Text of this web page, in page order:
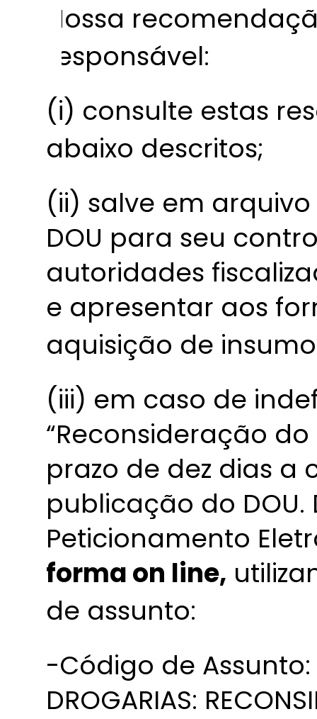
Nossa
responsável:
(i) consulte estas
abaixo descritos;
(ii) salve em
DOU para seu
autoridades
e apresentar aos
aquisição de
(iii) em caso de
“Reconsideração
prazo de dez dias
publicação do
Peticionamento
forma on line,
de assunto:
-Código de Assunto:
DROGARIAS: